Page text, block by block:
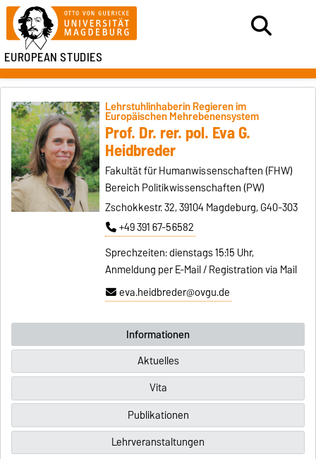
EUROPEAN STUDIES
Lehrstuhlinhaberin Regieren im
Europäischen Mehrebenensystem
Prof. Dr. rer. pol. Eva G.
Heidbreder
Fakultät für Humanwissenschaften (FHW)
Bereich Politikwissenschaften (PW)
Zschokkestr. 32, 39104 Magdeburg, G40-303
+49 391 67-56582
eva.heidbreder@ovgu.de
Sprechzeiten: dienstags 15:15 Uhr,
Anmeldung per E-Mail / Registration via Mail
Informationen
Aktuelles
Vita
Publikationen
Lehrveranstaltungen